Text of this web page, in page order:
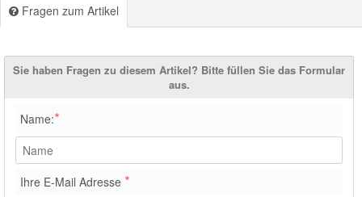
Fragen zum Artikel
Sie haben Fragen zu diesem Artikel? Bitte füllen Sie das Formular
aus.
Name:*
Ihre E-Mail Adresse *